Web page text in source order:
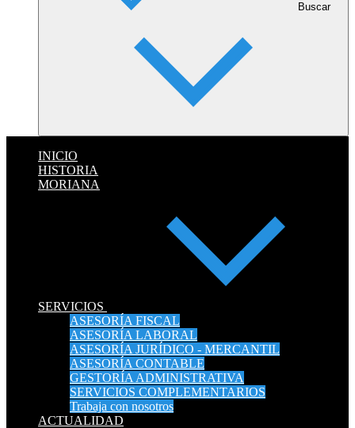
Buscar
INICIO
HISTORIA
MORIANA
SERVICIOS
ASESORÍA FISCAL
ASESORÍA LABORAL
ASESORÍA JURÍDICO - MERCANTIL
ASESORÍA CONTABLE
GESTORÍA ADMINISTRATIVA
SERVICIOS COMPLEMENTARIOS
Trabaja con nosotros
ACTUALIDAD